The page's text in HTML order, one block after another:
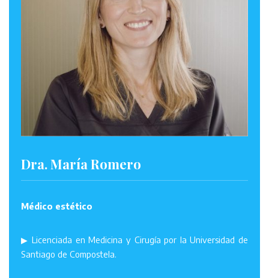
Dra. María Romero
Médico estético
▶ Licenciada en Medicina y Cirugía por la Universidad de
Santiago de Compostela.